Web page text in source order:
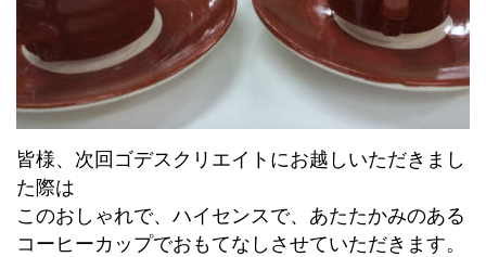
皆様、次回ゴデスクリエイトにお越しいただきまし
た際は
このおしゃれで、ハイセンスで、あたたかみのある
コーヒーカップでおもてなしさせていただきます。